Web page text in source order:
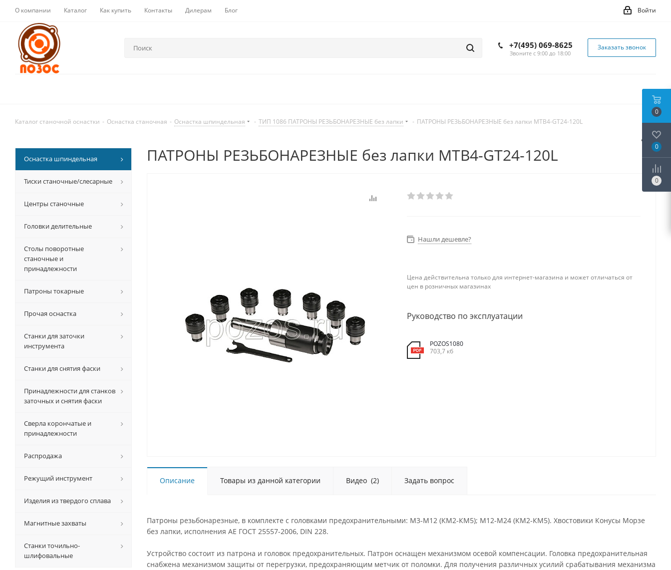
О компании Каталог Как купить Контакты Дилерам Блог Войти
+7(495) 069-8625
Звоните с 9:00 до 18:00
Заказать звонок
Каталог станочной оснастки - Оснастка станочная - Оснастка шпиндельная - ТИП 1086 ПАТРОНЫ РЕЗЬБОНАРЕЗНЫЕ без лапки - ПАТРОНЫ РЕЗЬБОНАРЕЗНЫЕ без лапки MTB4-GT24-120L
ПАТРОНЫ РЕЗЬБОНАРЕЗНЫЕ без лапки MTB4-GT24-120L
Нашли дешевле?
Цена действительна только для интернет-магазина и может отличаться от
цен в розничных магазинах
Руководство по эксплуатации
POZOS1080
703,7 кб
Описание Товары из данной категории Видео (2) Задать вопрос
Патроны резьбонарезные, в комплекте с головками предохранительными: М3-М12 (КМ2-КМ5); М12-М24 (КМ2-КМ5). Хвостовики Конусы Морзе
без лапки, исполнения AE ГОСТ 25557-2006, DIN 228.
Устройство состоит из патрона и головок предохранительных. Патрон оснащен механизмом осевой компенсации. Головка предохранительная
снабжена механизмом защиты от перегрузки, предохраняющим метчик от поломки. Для получения различных усилий срабатывания механизма
Оснастка шпиндельная
Тиски станочные/слесарные
Центры станочные
Головки делительные
Столы поворотные
станочные и
принадлежности
Патроны токарные
Прочая оснастка
Станки для заточки
инструмента
Станки для снятия фаски
Принадлежности для станков
заточных и снятия фаски
Сверла корончатые и
принадлежности
Распродажа
Режущий инструмент
Изделия из твердого сплава
Магнитные захваты
Станки точильно-
шлифовальные
0
0
0